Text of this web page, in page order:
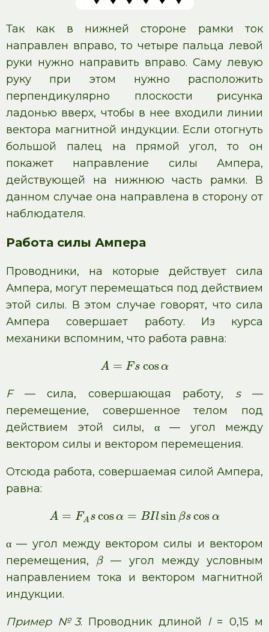
Так как в нижней стороне рамки ток
направлен вправо, то четыре пальца левой
руки нужно направить вправо. Саму левую
руку при этом нужно расположить
перпендикулярно плоскости рисунка
ладонью вверх, чтобы в нее входили линии
вектора магнитной индукции. Если отогнуть
большой палец на прямой угол, то он
покажет направление силы Ампера,
действующей на нижнюю часть рамки. В
данном случае она направлена в сторону от
наблюдателя.
Работа силы Ампера
Проводники, на которые действует сила
Ампера, могут перемещаться под действием
этой силы. В этом случае говорят, что сила
Ампера совершает работу. Из курса
механики вспомним, что работа равна:
A = Fs cosα
F— сила, совершающая работу, s —
перемещение, совершенное телом под
действием этой силы, α — угол между
вектором силы и вектором перемещения.
Отсюда работа, совершаемая силой Ампера,
равна:
A = F A s cosα = BIlsin βs cos α
α — угол между вектором силы и вектором
перемещения,
β — угол между условным
направлением тока и вектором магнитной
индукции.
Пример №3. Проводник длиной l = 0,15 м